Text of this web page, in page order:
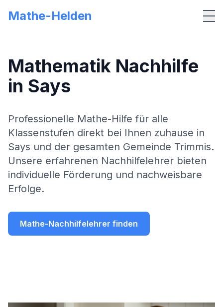
Mathe-Helden
Mathematik Nachhilfe
in Says
Professionelle Mathe-Hilfe für alle
Klassenstufen direkt bei Ihnen zuhause in
Says und der gesamten Gemeinde Trimmis.
Unsere erfahrenen Nachhilfelehrer bieten
individuelle Förderung und nachweisbare
Erfolge.
Mathe-Nachhilfelehrer finden